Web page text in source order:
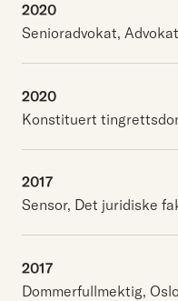
2020
Senioradvokat,
2020
Konstituert
2017
Sensor, Det juridiske
2017
Dommerfullmektig,